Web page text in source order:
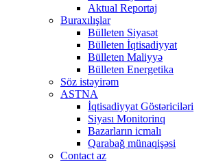
Aktual Reportaj
Buraxılışlar
Bülleten Siyasət
Bülleten İqtisadiyyat
Bülleten Maliyyə
Bülleten Energetika
Söz istəyirəm
ASTNA
İqtisadiyyat Göstəriciləri
Siyası Monitorinq
Bazarların icmalı
Qarabağ münaqişəsi
Contact az